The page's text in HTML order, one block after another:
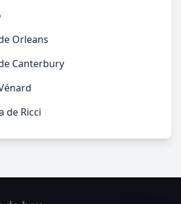
Orleans
Canterbury
de Ricci